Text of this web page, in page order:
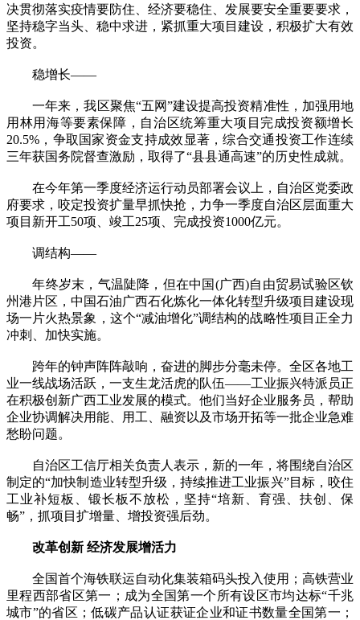
决贯彻落实疫情要防住、经济要稳住、发展要安全重要要求，
坚持稳字当头、稳中求进，紧抓重大项目建设，积极扩大有效
投资。
稳增长——
一年来，我区聚焦“五网”建设提高投资精准性，加强用地
用林用海等要素保障，自治区统筹重大项目完成投资额增长
20.5%，争取国家资金支持成效显著，综合交通投资工作连续
三年获国务院督查激励，取得了“县县通高速”的历史性成就。
在今年第一季度经济运行动员部署会议上，自治区党委政
府要求，咬定投资扩量早抓快抢，力争一季度自治区层面重大
项目新开工50项、竣工25项、完成投资1000亿元。
调结构——
年终岁末，气温陡降，但在中国(广西)自由贸易试验区钦
州港片区，中国石油广西石化炼化一体化转型升级项目建设现
场一片火热景象，这个“减油增化”调结构的战略性项目正全力
冲刺、加快实施。
跨年的钟声阵阵敲响，奋进的脚步分毫未停。全区各地工
业一线战场活跃，一支生龙活虎的队伍——工业振兴特派员正
在积极创新广西工业发展的模式。他们当好企业服务员，帮助
企业协调解决用能、用工、融资以及市场开拓等一批企业急难
愁盼问题。
自治区工信厅相关负责人表示，新的一年，将围绕自治区
制定的“加快制造业转型升级，持续推进工业振兴”目标，咬住
工业补短板、锻长板不放松，坚持“培新、育强、扶创、保
畅”，抓项目扩增量、增投资强后劲。
改革创新 经济发展增活力
全国首个海铁联运自动化集装箱码头投入使用；高铁营业
里程西部省区第一；成为全国第一个所有设区市均达标“千兆
城市”的省区；低碳产品认证获证企业和证书数量全国第一；